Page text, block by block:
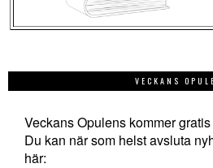
VECKANS
Veckans Opulens kommer
Du kan när som helst avsluta
här: